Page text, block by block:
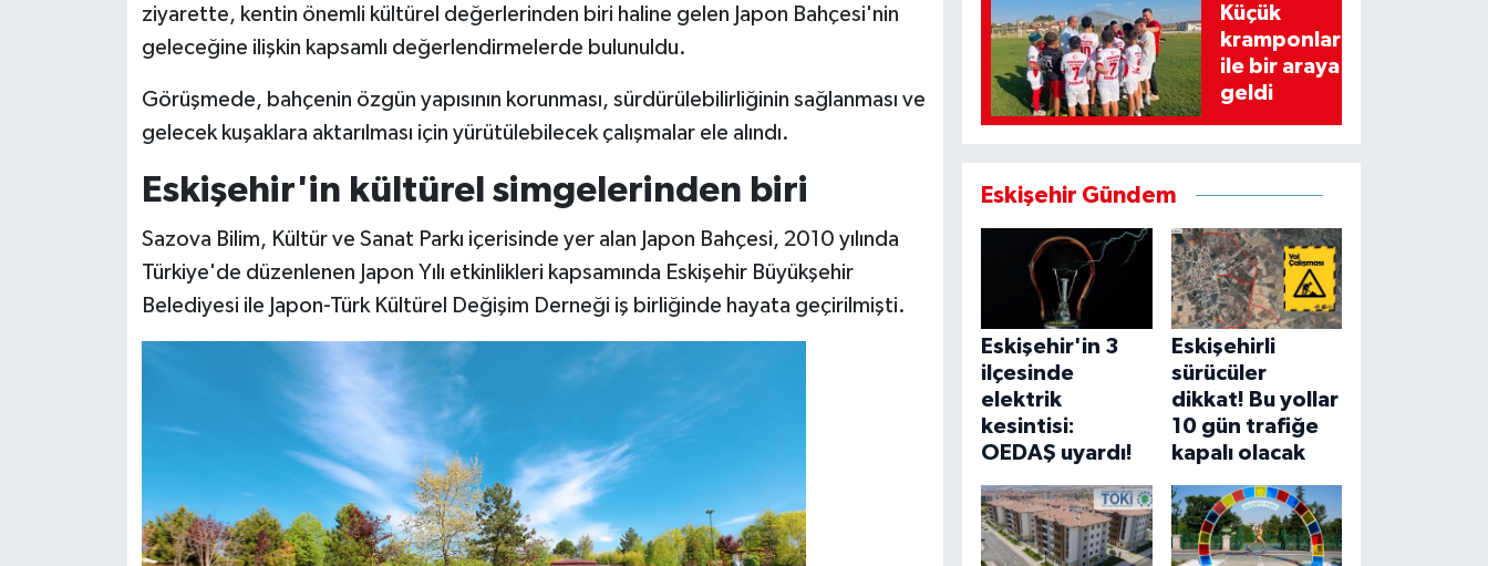
ziyarette, kentin önemli kültürel değerlerinden biri haline gelen Japon Bahçesi'nin
geleceğine ilişkin kapsamlı değerlendirmelerde bulunuldu.
Görüşmede, bahçenin özgün yapısının korunması, sürdürülebilirliğinin sağlanması ve
gelecek kuşaklara aktarılması için yürütülebilecek çalışmalar ele alındı.
Eskişehir'in kültürel simgelerinden biri
Sazova Bilim, Kültür ve Sanat Parkı içerisinde yer alan Japon Bahçesi, 2010 yılında
Türkiye'de düzenlenen Japon Yılı etkinlikleri kapsamında Eskişehir Büyükşehir
Belediyesi ile Japon-Türk Kültürel Değişim Derneği iş birliğinde hayata geçirilmişti.
Küçük
kramponlar
ile bir araya
geldi
Eskişehir Gündem
Eskişehir'in 3
ilçesinde
elektrik
kesintisi:
OEDAŞ uyardı!
Eskişehirli
sürücüler
dikkat! Bu yollar
10 gün trafiğe
kapalı olacak